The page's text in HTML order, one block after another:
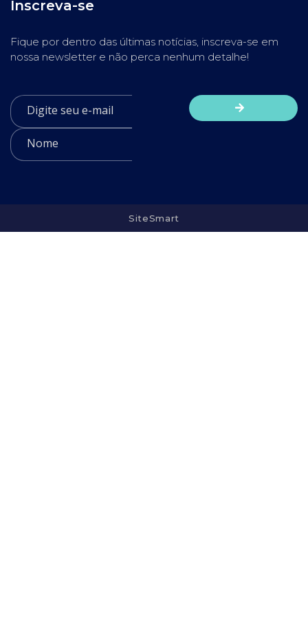
Inscreva-se
Fique por dentro das últimas notícias, inscreva-se em
nossa newsletter e não perca nenhum detalhe!
SiteSmart